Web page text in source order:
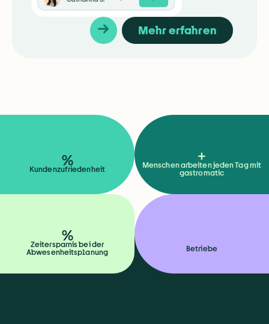
Mehr erfahren
%
Kundenzufriedenheit
+
Menschen arbeiten jeden Tag mit
gastromatic
%
Zeitersparnis bei der
Abwesenheitsplanung
Betriebe